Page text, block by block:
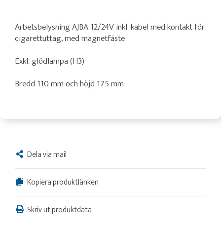
Arbetsbelysning AJBA 12/24V inkl. kabel med kontakt för
cigarettuttag, med magnetfäste
Exkl. glödlampa (H3)
Bredd 110 mm och höjd 175 mm
Dela via mail
Kopiera produktlänken
Skriv ut produktdata